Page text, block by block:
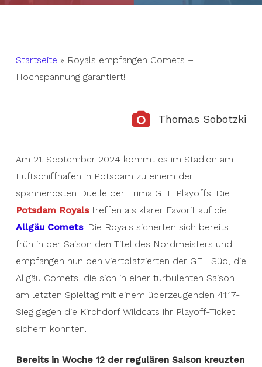
Startseite » Royals empfangen Comets –
Hochspannung garantiert!
Thomas Sobotzki
Am 21. September 2024 kommt es im Stadion am
Luftschiffhafen in Potsdam zu einem der
spannendsten Duelle der Erima GFL Playoffs: Die
Potsdam Royalstreffen als klarer Favorit auf die
Allgäu Comets. Die Royals sicherten sich bereits
früh in der Saison den Titel des Nordmeisters und
empfangen nun den viertplatzierten der GFL Süd, die
Allgäu Comets, die sich in einer turbulenten Saison
am letzten Spieltag mit einem überzeugenden 41:17-
Sieg gegen die Kirchdorf Wildcats ihr Playoff-Ticket
sichern konnten.
Bereits in Woche 12 der regulären Saison kreuzten